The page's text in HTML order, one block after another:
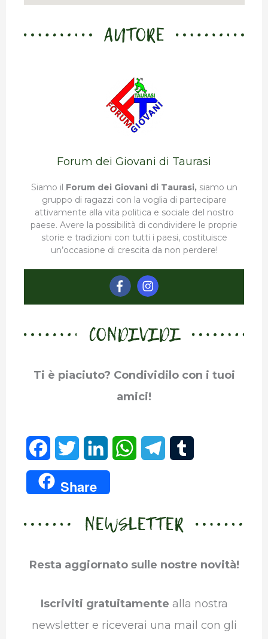
AUTORE
Forum dei Giovani di Taurasi
Siamo il Forum dei Giovani di Taurasi, siamo un
gruppo di ragazzi con la voglia di partecipare
attivamente alla vita politica e sociale del nostro
paese. Avere la possibilità di condividere le proprie
storie e tradizioni con tutti i paesi, costituisce
un’occasione di crescita da non perdere!
CONDIVIDI
Ti è piaciuto? Condividilo con i tuoi
amici!
a
c
o
w
i
e
i
n
k
d
W
t
A
e
r
b
r
Share
NEWSLETTER
Resta aggiornato sulle nostre novità!
Iscriviti gratuitamente alla nostra
newsletter e riceverai una mail con gli